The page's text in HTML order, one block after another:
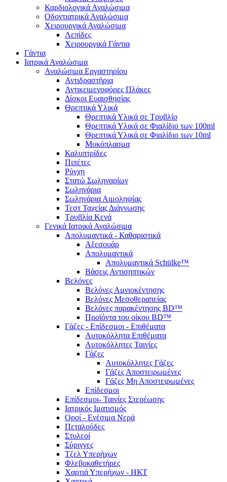
Καρδιολογικά Αναλώσιμα
Οδοντιατρικά Αναλώσιμα
Χειρουργικά Αναλώσιμα
Λεπίδες
Χειρουργικά Γάντια
Γάντια
Ιατρικά Αναλώσιμα
Αναλώσιμα Εργαστηρίου
Αντιδραστήρια
Αντικειμενοφόρες Πλάκες
Δίσκοι Ευαισθησίας
Θρεπτικά Υλικά
Θρεπτικά Υλικά σε Τρυβλίο
Θρεπτικά Υλικά σε Φιαλίδιο των 100ml
Θρεπτικά Υλικά σε Φιαλίδιο των 10ml
Μυκόπλασμα
Καλυπτρίδες
Πιπέτες
Ρύγχη
Στατώ Σωληναρίων
Σωληνάρια
Σωληνάρια Αιμοληψίας
Τεστ Ταχείας Διάγνωσης
Τρυβλία Κενά
Γενικά Ιατρικά Αναλώσιμα
Απολυμαντικά - Καθαριστικά
Αξεσουάρ
Απολυμαντικά
Απολυμαντικά Schülke™
Βάσεις Αντισηπτικών
Βελόνες
Βελόνες Αμνιοκέντησης
Βελόνες Μεσοθεραπείας
Βελόνες παρακέντησης BD™
Προϊόντα του οίκου BD™
Γάζες - Επίδεσμοι - Επιθέματα
Αυτοκόλλητα Επιθέματα
Αυτοκόλλητες Ταινίες
Γάζες
Αυτοκόλλητες Γάζες
Γάζες Αποστειρωμένες
Γάζες Μη Αποστειρωμένες
Επίδεσμοι
Επίδεσμοι- Ταινίες Στερέωσης
Ιατρικός Ιματισμός
Οροί - Ενέσιμα Νερά
Πεταλούδες
Στυλεοί
Σύριγγες
Τζελ Υπερήχων
Φλεβοκαθετήρες
Χαρτιά Υπερήχων - ΗΚΤ